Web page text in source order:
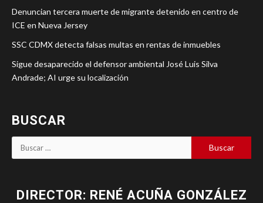
Denuncian tercera muerte de migrante detenido en centro de
ICE en Nueva Jersey
SSC CDMX detecta falsas multas en rentas de inmuebles
Sigue desaparecido el defensor ambiental José Luis Silva
Andrade; AI urge su localización
BUSCAR
DIRECTOR: RENÉ ACUÑA GONZÁLEZ